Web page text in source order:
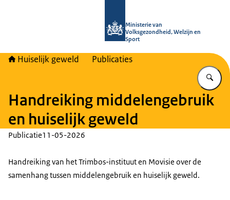
Ministerie van
Volksgezondheid, Welzijn en
Sport
Huiselijk geweld Publicaties
Handreiking middelengebruik
en huiselijk geweld
Publicatie11-05-2026
Handreiking van het Trimbos-instituut en Movisie over de
samenhang tussen middelengebruik en huiselijk geweld.